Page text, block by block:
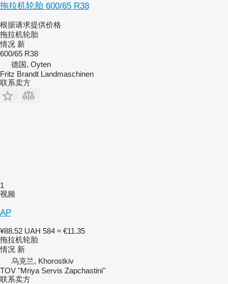
拖拉机轮胎 600/65 R38
根据请求提供价格
拖拉机轮胎
情况 新
600/65 R38
德国, Oyten
Fritz Brandt Landmaschinen
联系卖方
1
视频
AP
¥88.52 UAH 584 ≈ €11.35
拖拉机轮胎
情况 新
乌克兰, Khorostkiv
TOV "Mriya Servis Zapchastini"
联系卖方